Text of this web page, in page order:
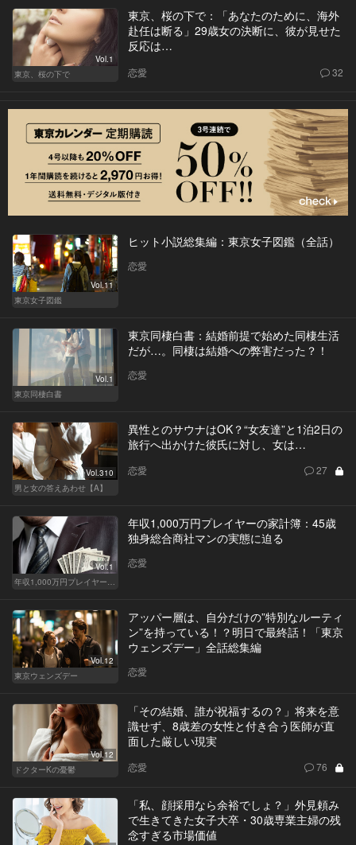
Vol.1
東京、桜の下で
東京、桜の下で：「あなたのために、海外
赴任は断る」29歳女の決断に、彼が見せた
反応は…
恋愛 32
Vol.11
東京女子図鑑
ヒット小説総集編：東京女子図鑑（全話）
恋愛
Vol.1
東京同棲白書
東京同棲白書：結婚前提で始めた同棲生活
だが…。同棲は結婚への弊害だった？！
恋愛
Vol.310
男と女の答えあわせ【A】
異性とのサウナはOK？“女友達”と1泊2日の
旅行へ出かけた彼氏に対し、女は…
恋愛 27
Vol.1
年収1,000万円プレイヤーの家計簿
年収1,000万円プレイヤーの家計簿：45歳
独身総合商社マンの実態に迫る
恋愛
Vol.12
東京ウェンズデー
アッパー層は、自分だけの”特別なルーティ
ン”を持っている！？明日で最終話！「東京
ウェンズデー」全話総集編
恋愛
Vol.12
ドクターKの憂鬱
「その結婚、誰が祝福するの？」将来を意
識せず、8歳差の女性と付き合う医師が直
面した厳しい現実
恋愛 76
「私、顔採用なら余裕でしょ？」外見頼み
で生きてきた女子大卒・30歳専業主婦の残
念すぎる市場価値